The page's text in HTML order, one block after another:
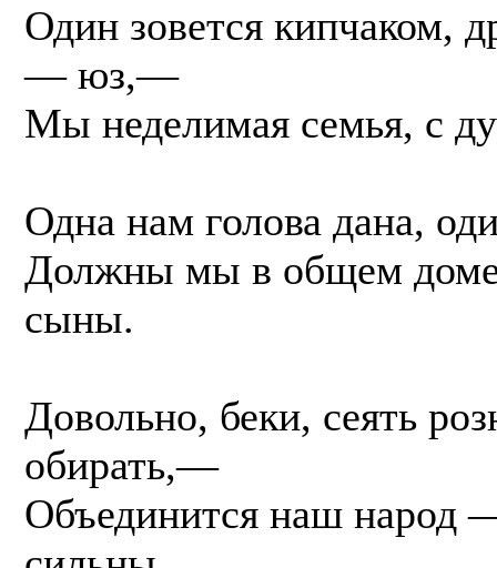
Один зовется кипчаком,
— юз,—
Мы неделимая семья, с
Одна нам голова дана,
Должны мы в общем доме
сыны.
Довольно, беки, сеять
обирать,—
Объединится наш народ